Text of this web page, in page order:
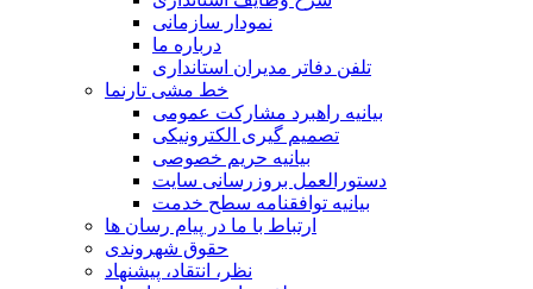
نمودار سازمانی
درباره ما
تلفن دفاتر مدیران استانداری
خط مشی تارنما
بیانیه راهبرد مشارکت عمومی
تصمیم گیری الکترونیکی
بیانیه حریم خصوصی
دستورالعمل بروزرسانی سایت
بیانیه توافقنامه سطح خدمت
ارتباط با ما در پیام رسان ها
حقوق شهروندی
نظر، انتقاد، پیشنهاد